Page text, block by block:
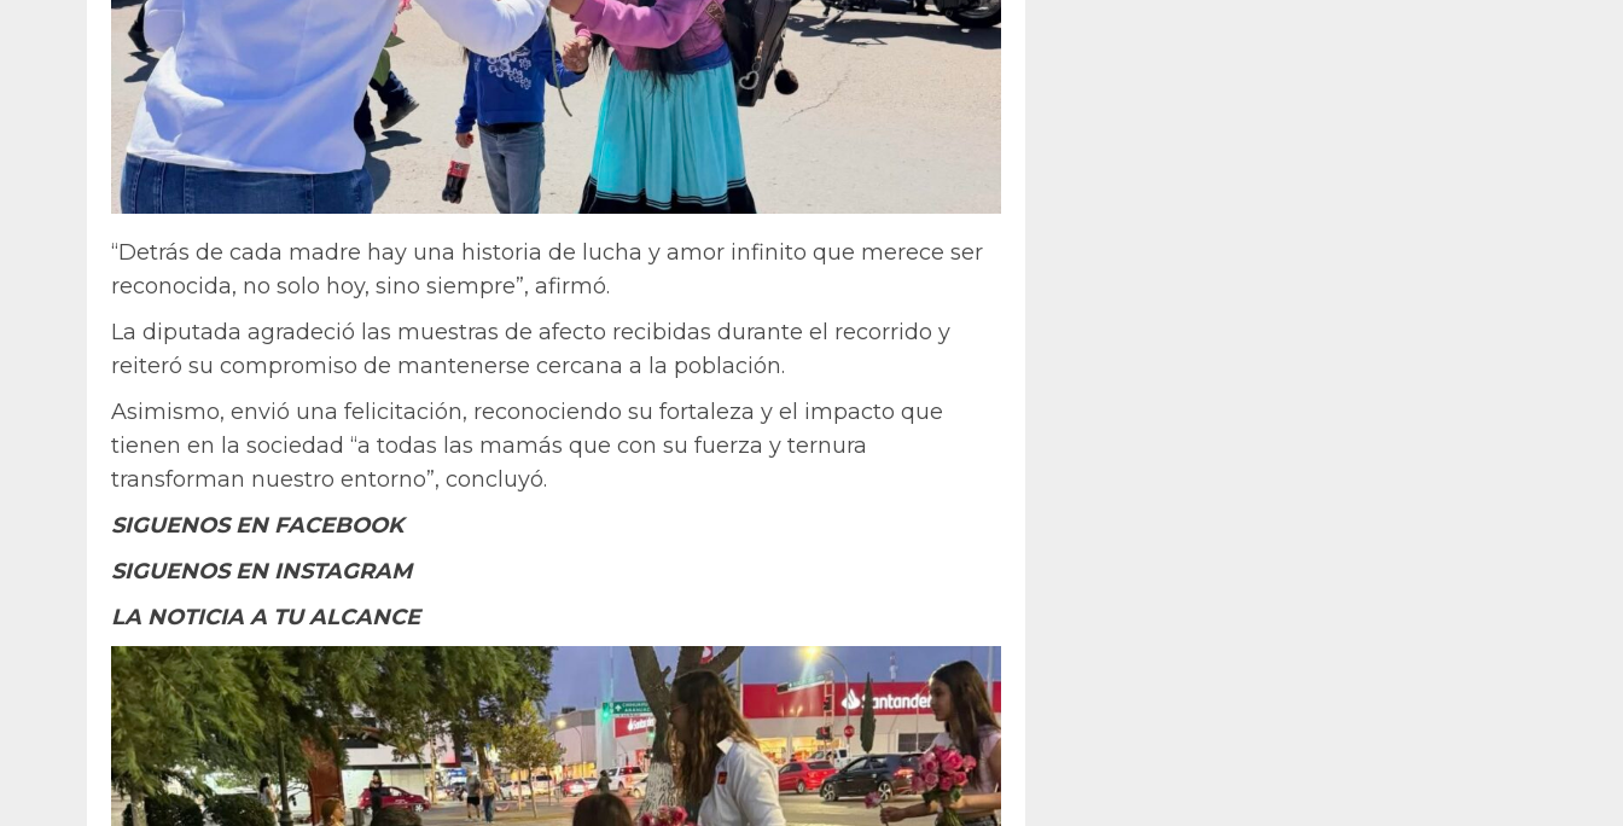
“Detrás de cada madre hay una historia de lucha y amor infinito que merece ser
reconocida, no solo hoy, sino siempre”, afirmó.
La diputada agradeció las muestras de afecto recibidas durante el recorrido y
reiteró su compromiso de mantenerse cercana a la población.
Asimismo, envió una felicitación, reconociendo su fortaleza y el impacto que
tienen en la sociedad “a todas las mamás que con su fuerza y ternura
transforman nuestro entorno”, concluyó.
SIGUENOS EN FACEBOOK
SIGUENOS EN INSTAGRAM
LA NOTICIA A TU ALCANCE